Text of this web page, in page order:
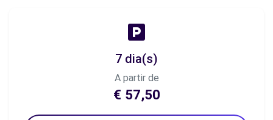
7 dia(s)
A partir de
€ 57,50